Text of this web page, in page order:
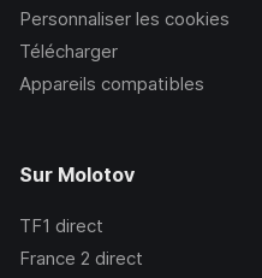
Personnaliser les cookies
Télécharger
Appareils compatibles
Sur Molotov
TF1 direct
France 2 direct